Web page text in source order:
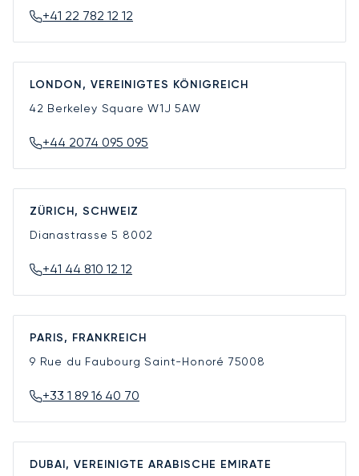
+41 22 782 12 12
LONDON, VEREINIGTES KÖNIGREICH
42 Berkeley SquareW1J 5AW
+44 2074 095 095
ZÜRICH, SCHWEIZ
Dianastrasse 5 8002
+41 44 810 12 12
PARIS, FRANKREICH
9 Rue du Faubourg Saint-Honoré 75008
+33 1 89 16 40 70
DUBAI, VEREINIGTE ARABISCHE EMIRATE